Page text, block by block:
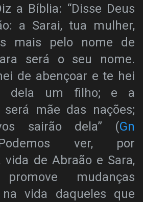
a Bíblia: “Disse Deus
a Sarai, tua mulher,
mais pelo nome de
será o seu nome.
de abençoar e te hei
um filho; e a
será mãe das nações;
sairão dela” (Gn
ver, por
de Abraão e Sara,
mudanças
vida daqueles que